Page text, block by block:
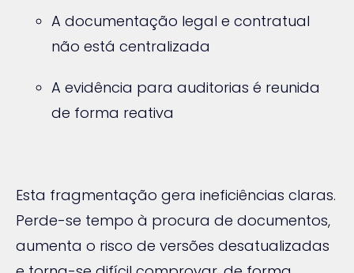
A documentação legal e contratual
não está centralizada
A evidência para auditorias é reunida
de forma reativa
Esta fragmentação gera ineficiências claras.
Perde-se tempo à procura de documentos,
aumenta o risco de versões desatualizadas